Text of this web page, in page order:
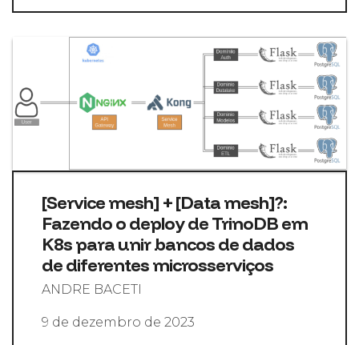
[Service mesh] + [Data mesh]?:
Fazendo o deploy de TrinoDB em
K8s para unir bancos de dados
de diferentes microsserviços
ANDRE BACETI
9 de dezembro de 2023